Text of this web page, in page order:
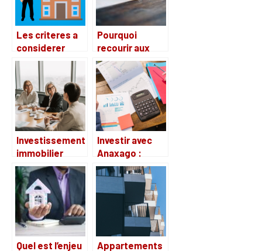
Les criteres a
considerer
pour choisir
votre local
professionnel
Pourquoi
recourir aux
services d’un
cabinet d’étude
d’urbanisme ?
Investissement
immobilier
malin : creer
une SCI etape
par etape
Investir avec
Anaxago :
Decouvrez les
retours
d’experience et
d’investisseurs
Quel est l’enjeu
Appartements